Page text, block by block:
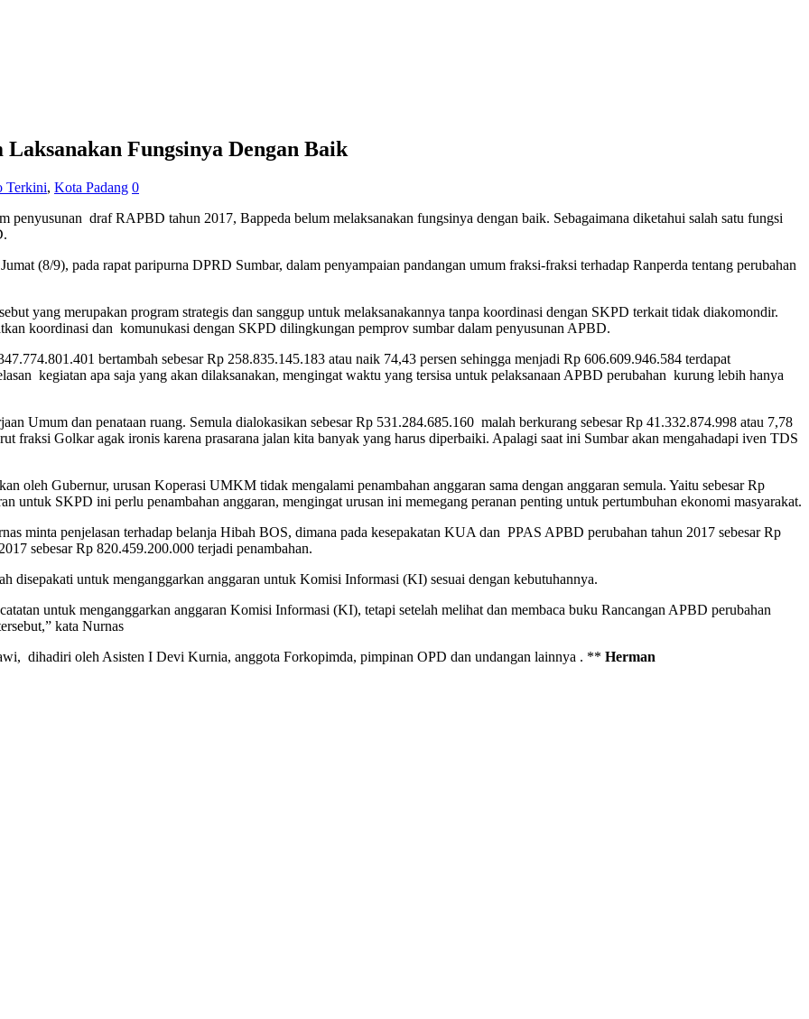
Fungsinya Dengan Baik
Terkini, Kota Padang 0
penyusunan draf RAPBD tahun 2017, Bappeda belum melaksanakan fungsinya dengan baik. Sebagaimana diketahui salah satu fungsi
(8/9), pada rapat paripurna DPRD Sumbar, dalam penyampaian pandangan umum fraksi-fraksi terhadap Ranperda tentang perubahan
yang merupakan program strategis dan sanggup untuk melaksanakannya tanpa koordinasi dengan SKPD terkait tidak diakomondir.
koordinasi dan komunukasi dengan SKPD dilingkungan pemprov sumbar dalam penyusunan APBD.
bertambah sebesar Rp 258.835.145.183 atau naik 74,43 persen sehingga menjadi Rp 606.609.946.584 terdapat
kegiatan apa saja yang akan dilaksanakan, mengingat waktu yang tersisa untuk pelaksanaan APBD perubahan kurung lebih hanya
Umum dan penataan ruang. Semula dialokasikan sebesar Rp 531.284.685.160 malah berkurang sebesar Rp 41.332.874.998 atau 7,78
fraksi Golkar agak ironis karena prasarana jalan kita banyak yang harus diperbaiki. Apalagi saat ini Sumbar akan mengahadapi iven TDS
oleh Gubernur, urusan Koperasi UMKM tidak mengalami penambahan anggaran sama dengan anggaran semula. Yaitu sebesar Rp
untuk SKPD ini perlu penambahan anggaran, mengingat urusan ini memegang peranan penting untuk pertumbuhan ekonomi masyarakat.
minta penjelasan terhadap belanja Hibah BOS, dimana pada kesepakatan KUA dan PPAS APBD perubahan tahun 2017 sebesar Rp
sebesar Rp 820.459.200.000 terjadi penambahan.
disepakati untuk menganggarkan anggaran untuk Komisi Informasi (KI) sesuai dengan kebutuhannya.
untuk menganggarkan anggaran Komisi Informasi (KI), tetapi setelah melihat dan membaca buku Rancangan APBD perubahan
kata Nurnas
dihadiri oleh Asisten I Devi Kurnia, anggota Forkopimda, pimpinan OPD dan undangan lainnya . ** Herman